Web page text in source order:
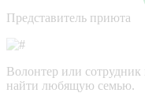
Представитель приюта
Волонтер или
найти любящую семью.